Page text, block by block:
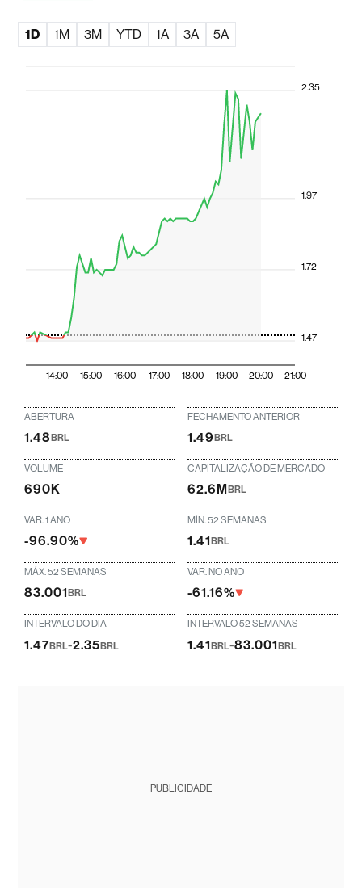
1D 1M 3M YTD 1A 3A 5A
14:00 15:00 16:00 17:00 18:00 19:00 20:00 21:00
1.47
1.72
1.97
2.35
ABERTURA
1.48BRL
FECHAMENTO ANTERIOR
1.49BRL
VOLUME
690K
CAPITALIZAÇÃO DE MERCADO
62.6MBRL
VAR. 1 ANO
-96.90%
MÍN. 52 SEMANAS
1.41BRL
MÁX. 52 SEMANAS
83.001BRL
VAR. NO ANO
-61.16%
INTERVALO DO DIA
1.47BRL-2.35BRL
INTERVALO 52 SEMANAS
1.41 BRL-83.001 BRL
PUBLICIDADE